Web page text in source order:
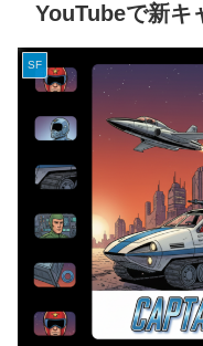
YouTubeで新キ
SF